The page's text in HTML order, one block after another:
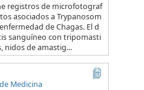
registros de microfotograf
asociados a Trypanosom
de Chagas. El d
sanguíneo con tripomasti
nidos de amastig...
Medicina